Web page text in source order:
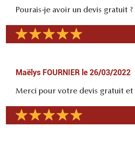
Pourais-je avoir un devis gratuit ?
Maëlys FOURNIER le 26/03/2022
Merci pour votre devis gratuit et